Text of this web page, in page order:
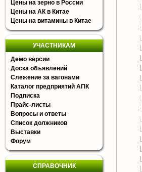
Цены на зерно в России
Цены на АК в Китае
Цены на витамины в Китае
УЧАСТНИКАМ
Демо версии
Доска объявлений
Слежение за вагонами
Каталог предприятий АПК
Подписка
Прайс-листы
Вопросы и ответы
Список должников
Выставки
Форум
СПРАВОЧНИК